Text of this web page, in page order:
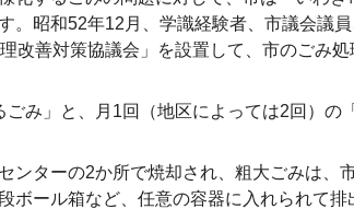
。昭和52年12月、学識経験者、市議会議
改善対策協議会」を設置して、市のごみ処
み」と、月1回（地区によっては2回）の
ターの2か所で焼却され、粗大ごみは、
ボール箱など、任意の容器に入れられて